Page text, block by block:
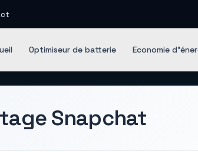
Green IT
Optimiseur de batterie Economie
Snapchat